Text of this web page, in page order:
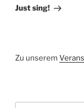
Beitrag
Just sing!
Zu unserem